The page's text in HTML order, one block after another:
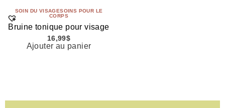
SOIN DU VISAGESOINS POUR LE
CORPS
Bruine tonique pour visage
16,99$
Ajouter au panier